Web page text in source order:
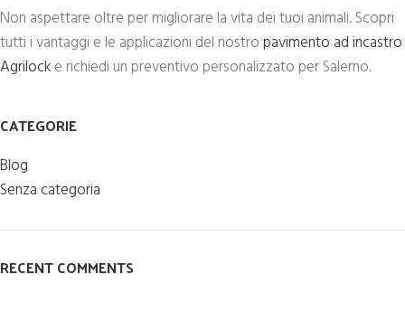
Non aspettare oltre per migliorare la vita dei tuoi animali. Scopri
tutti i vantaggi e le applicazioni del nostropavimento ad incastro
Agrilocke richiedi un preventivo personalizzato per Salerno.
CATEGORIE
Blog
Senza categoria
RECENT COMMENTS